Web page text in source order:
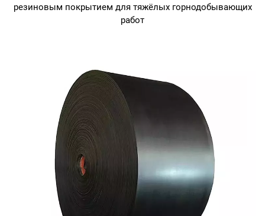
резиновым покрытием для тяжёлых горнодобывающих
работ